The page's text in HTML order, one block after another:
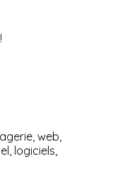
web,
logiciels,